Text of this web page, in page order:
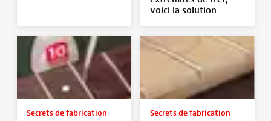
voici la solution
Secrets de fabrication Secrets de fabrication